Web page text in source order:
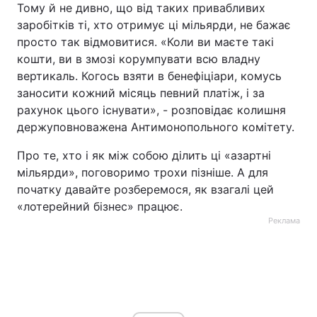
Тому й не дивно, що від таких привабливих
заробітків ті, хто отримує ці мільярди, не бажає
просто так відмовитися. «Коли ви маєте такі
кошти, ви в змозі корумпувати всю владну
вертикаль. Когось взяти в бенефіціари, комусь
заносити кожний місяць певний платіж, і за
рахунок цього існувати», - розповідає колишня
держуповноважена Антимонопольного комітету.
Про те, хто і як між собою ділить ці «азартні
мільярди», поговоримо трохи пізніше. А для
початку давайте розберемося, як взагалі цей
«лотерейний бізнес» працює.
Реклама